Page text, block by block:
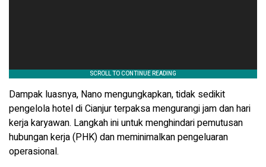
Dampak luasnya, Nano mengungkapkan, tidak sedikit
pengelola hotel di Cianjur terpaksa mengurangi jam dan hari
kerja karyawan. Langkah ini untuk menghindari pemutusan
hubungan kerja (PHK) dan meminimalkan pengeluaran
operasional.